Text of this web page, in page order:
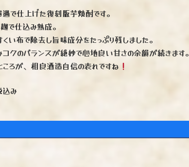
で仕上げた復刻版芋焼酎です。
で仕込み熟成。
い布で除去し旨味成分をたっぷり残しました。
クのバランスが絶妙で心地良い甘さの余韻が続きます。
ろが、相良酒造自信の表れですね
込み